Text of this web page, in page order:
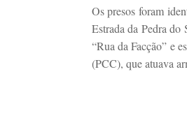
Os presos foram
Estrada da Pedra
“Rua da Facção” e
(PCC), que atuava